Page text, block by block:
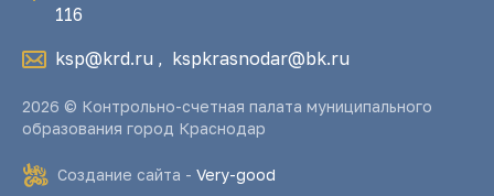
116
ksp@krd.ru , kspkrasnodar@bk.ru
2026 © Контрольно-счетная палата муниципального
образования город Краснодар
Создание сайта - Very-good